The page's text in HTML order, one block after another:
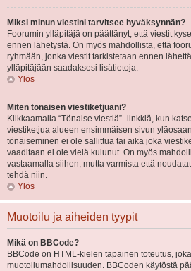
Miksi minun viestini tarvitsee hyväksynnän?
Foorumin ylläpitäjä on päättänyt, että viestit
ennen lähetystä. On myös mahdollista, että
ryhmään, jonka viestit tarkistetaan ennen
ylläpitäjään saadaksesi lisätietoja.
Ylös
Miten tönäisen viestiketjuani?
Klikkaamalla “Tönaise viestiä” -linkkiä, kun
viestiketjua alueen ensimmäisen sivun
tönäiseminen ei ole sallittua tai aika joka
vaaditaan ei ole vielä kulunut. On myös
vastaamalla siihen, mutta varmista että
tehdä niin.
Ylös
Muotoilu ja aiheiden tyypit
Mikä on BBCode?
BBCode on HTML-kielen tapainen toteutus,
muotoilumahdollisuuden. BBCoden käytöstä